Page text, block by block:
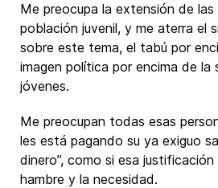
Me preocupa la extensión de las
población juvenil, y me aterra el
sobre este tema, el tabú por
imagen política por encima de la
jóvenes.
Me preocupan todas esas
les está pagando su ya exiguo
dinero”, como si esa
hambre y la necesidad.